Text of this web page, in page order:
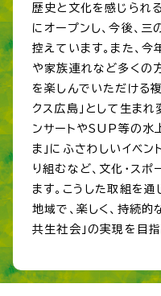
歴史と文化を感じられ
にオープンし、今後、
控えています。また、
や家族連れなど多くの
を楽しんでいただける
クス広島」として生まれ
ンサートやSUP等の水
ま」にふさわしいイベン
り組むなど、文化・ス
ます。こうした取組を
地域で、楽しく、持続
共生社会」の実現を目指